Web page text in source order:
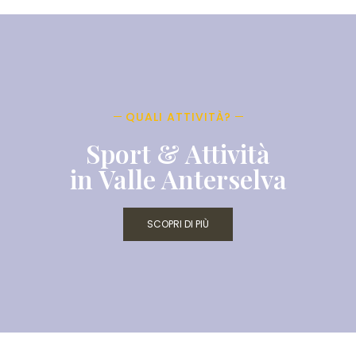
QUALI ATTIVITÀ?
Sport & Attività
in Valle Anterselva
SCOPRI DI PIÙ